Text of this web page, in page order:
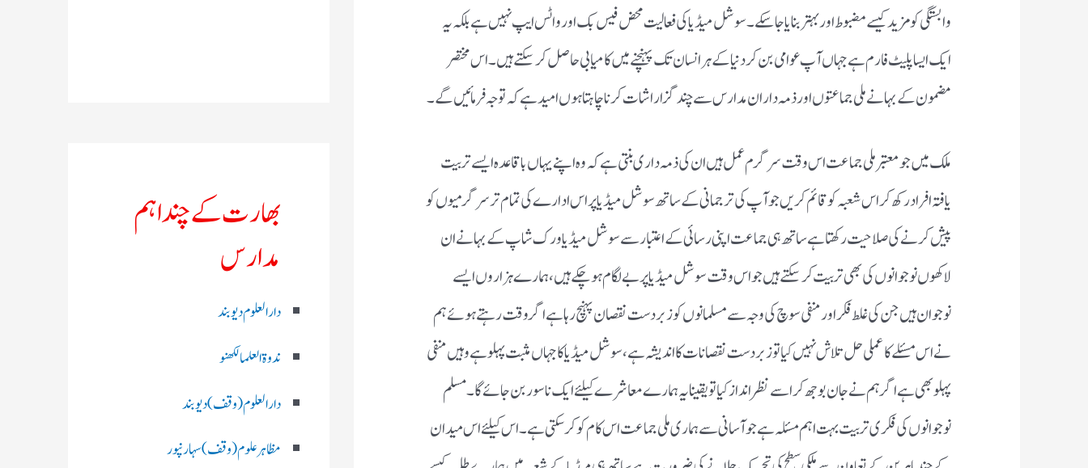
وابستگی کو مزید کیسے مضبوط اور بہتر بنایاجاسکے۔سوشل میڈیا کی فعالیت محض فیس بک اور واٹس ایپ نہیں ہے بلکہ یہ
ایک ایسا پلیٹ فارم ہے جہاں آپ عوامی بن کر دنیا کے ہر انسان تک پہنچنے میں کامیابی حاصل کرسکتے ہیں۔اس مختصر
مضمون کے بہانے ملی جماعتوں اورذمہ داران مدارس سے چند گزاراشات کرنا چاہتاہوں امیدہے کہ توجہ فرمائیں گے۔
ملک میں جو معتبر ملی جماعت اس وقت سرگرم عمل ہیں ان کی ذمہ داری بنتی ہے کہ وہ اپنے یہاں باقاعدہ ایسے تربیت
یافتہ افراد رکھ کر اس شعبہ کو قائم کریں جو آپ کی ترجمانی کے ساتھ سوشل میڈیا پر اس ادارے کی تمام ترسرگرمیوں کو
پیش کرنے کی صلاحیت رکھتاہے ساتھ ہی جماعت اپنی رسائی کے اعتبار سے سوشل میڈیا ورک شاپ کے بہانے ان
لاکھوں نوجوانوں کی بھی تربیت کرسکتے ہیں جو اس وقت سوشل میڈیا پر بے لگام ہوچکے ہیں،ہمارے ہزاروں ایسے
نوجوان ہیں جن کی غلط فکر اور منفی سوچ کی وجہ سے مسلمانوں کو زبردست نقصان پہنچ رہاہے اگر وقت رہتے ہوئے ہم
نے اس مسئلے کاعملی حل تلاش نہیں کیاتو زبردست نقصانات کااندیشہ ہے،سوشل میڈیا کا جہاں مثبت پہلوہے وہیں منفی
پہلو بھی ہے اگر ہم نے جان بوجھ کر اسے نظرانداز کیاتو یقینا یہ ہمارے معاشرے کیلئے ایک ناسور بن جائے گا۔ مسلم
نوجوانوں کی فکری تربیت بہت اہم مسئلہ ہے جو آسانی سے ہماری ملی جماعت اس کام کو کرسکتی ہے۔اس کیلئے اس میدان
بھارت کے چند اہم
مدارس
دارالعلوم دیوبند
ندوۃالعلما لکھنو
دارالعلوم (وقف)دیوبند
مظاہرعلوم (وقف)سہارنپور